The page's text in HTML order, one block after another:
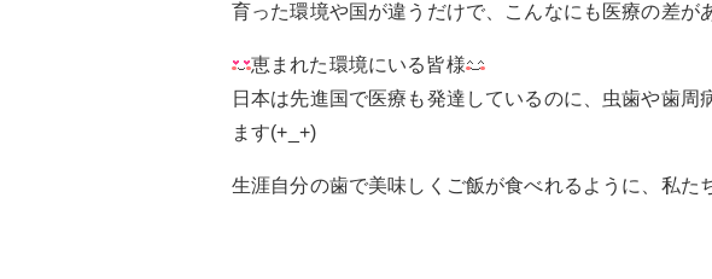
育った環境や国が違うだけで、こんなにも医療の差が
恵まれた環境にいる皆様
日本は先進国で医療も発達しているのに、虫歯や歯
ます(+_+)
生涯自分の歯で美味しくご飯が食べれるように、私た